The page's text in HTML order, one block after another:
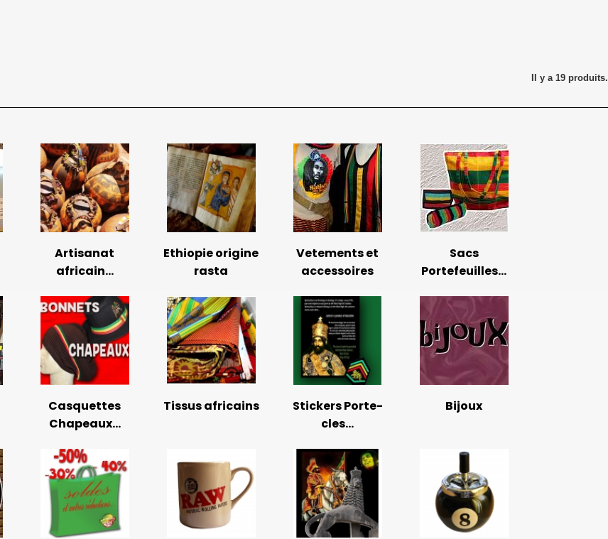
Il y a 19 produits.
Artisanat
africain...
Ethiopie origine
rasta
Vetements et
accessoires
Sacs
Portefeuilles...
Casquettes
Chapeaux...
Tissus africains
Stickers Porte-
cles...
Bijoux